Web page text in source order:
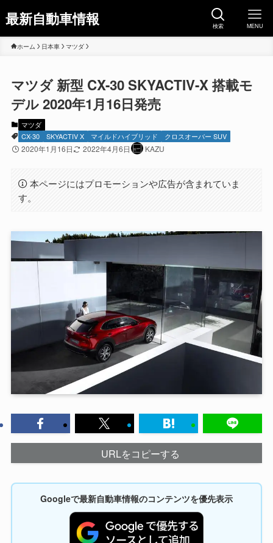
最新自動車情報 検索 MENU
ホーム 日本車 マツダ
マツダ 新型 CX-30 SKYACTIV-X 搭載モ
デル 2020年1月16日発売
マツダ
CX-30
SKYACTIV X マイルドハイブリッド クロスオーバー SUV
2020年1月16日 2022年4月6日 KAZU
本ページにはプロモーションや広告が含まれていま
す。
URLをコピーする
Googleで最新自動車情報のコンテンツを優先表示